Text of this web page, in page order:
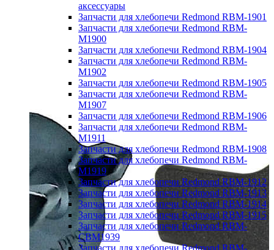
аксессуары
Запчасти для хлебопечи Redmond RBM-1901
Запчасти для хлебопечи Redmond RBM-
M1900
Запчасти для хлебопечи Redmond RBM-1904
Запчасти для хлебопечи Redmond RBM-
M1902
Запчасти для хлебопечи Redmond RBM-1905
Запчасти для хлебопечи Redmond RBM-
M1907
Запчасти для хлебопечи Redmond RBM-1906
Запчасти для хлебопечи Redmond RBM-
M1911
Запчасти для хлебопечи Redmond RBM-1908
Запчасти для хлебопечи Redmond RBM-
M1919
Запчасти для хлебопечи Redmond RBM-1912
Запчасти для хлебопечи Redmond RBM-1913
Запчасти для хлебопечи Redmond RBM-1914
Запчасти для хлебопечи Redmond RBM-1915
Запчасти для хлебопечи Redmond RBM-
CBM1939
Запчасти для хлебопечи Redmond RBM-